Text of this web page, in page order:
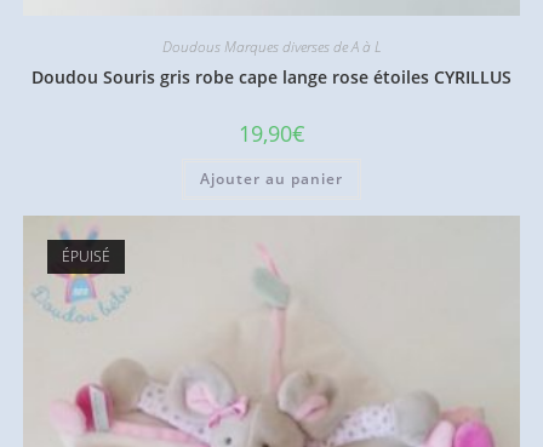
Doudous Marques diverses de A à L
Doudou Souris gris robe cape lange rose étoiles CYRILLUS
19,90€
Ajouter au panier
ÉPUISÉ